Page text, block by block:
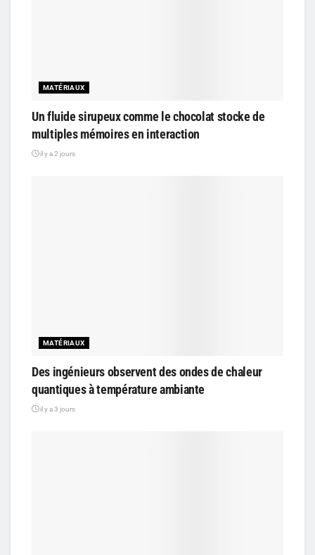
MATÉRIAUX
Un fluide sirupeux comme le chocolat stocke de
multiples mémoires en interaction
il y a 2 jours
MATÉRIAUX
Des ingénieurs observent des ondes de chaleur
quantiques à température ambiante
il y a 3 jours